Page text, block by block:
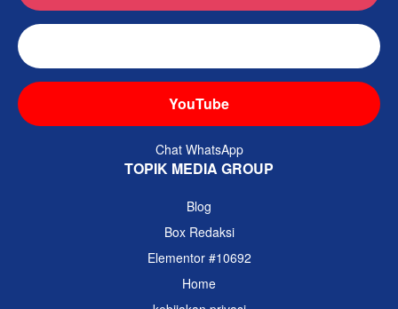
YouTube
Chat WhatsApp
TOPIK MEDIA GROUP
Blog
Box Redaksi
Elementor #10692
Home